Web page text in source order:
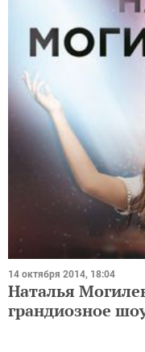
14 октября 2014, 18:04
Наталья
грандиозное